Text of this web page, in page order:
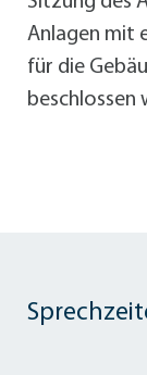
Anlagen mit
für die
beschlossen